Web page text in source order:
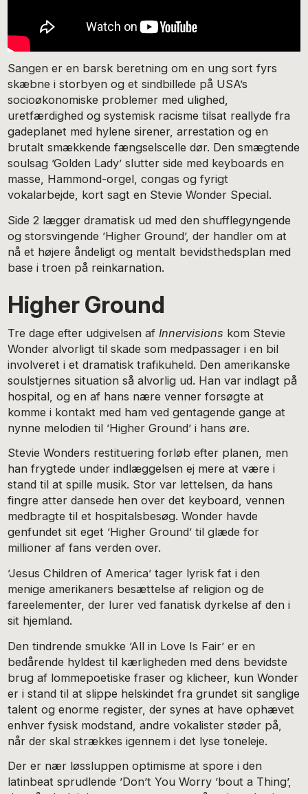
Sangen er en barsk beretning om en ung sort fyrs
skæbne i storbyen og et sindbillede på USA’s
socioøkonomiske problemer med ulighed,
uretfærdighed og systemisk racisme tilsat reallyde fra
gadeplanet med hylene sirener, arrestation og en
brutalt smækkende fængselscelle dør. Den smægtende
soulsag ’Golden Lady’ slutter side med keyboards en
masse, Hammond-orgel, congas og fyrigt
vokalarbejde, kort sagt en Stevie Wonder Special.
Side 2 lægger dramatisk ud med den shufflegyngende
og storsvingende ’Higher Ground’, der handler om at
nå et højere åndeligt og mentalt bevidsthedsplan med
base i troen på reinkarnation.
Higher Ground
Tre dage efter udgivelsen af Innervisions kom Stevie
Wonder alvorligt til skade som medpassager i en bil
involveret i et dramatisk trafikuheld. Den amerikanske
soulstjernes situation så alvorlig ud. Han var indlagt på
hospital, og en af hans nære venner forsøgte at
komme i kontakt med ham ved gentagende gange at
nynne melodien til ’Higher Ground’ i hans øre.
Stevie Wonders restituering forløb efter planen, men
han frygtede under indlæggelsen ej mere at være i
stand til at spille musik. Stor var lettelsen, da hans
fingre atter dansede hen over det keyboard, vennen
medbragte til et hospitalsbesøg. Wonder havde
genfundet sit eget ’Higher Ground’ til glæde for
millioner af fans verden over.
’Jesus Children of America’ tager lyrisk fat i den
menige amerikaners besættelse af religion og de
fareelementer, der lurer ved fanatisk dyrkelse af den i
sit hjemland.
Den tindrende smukke ’All in Love Is Fair’ er en
bedårende hyldest til kærligheden med dens bevidste
brug af lommepoetiske fraser og klicheer, kun Wonder
er i stand til at slippe helskindet fra grundet sit sanglige
talent og enorme register, der synes at have ophævet
enhver fysisk modstand, andre vokalister støder på,
når der skal strækkes igennem i det lyse toneleje.
Der er nær løssluppen optimisme at spore i den
latinbeat sprudlende ’Don’t You Worry ’bout a Thing’,